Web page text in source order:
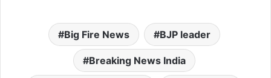
Big Fire News BJP leader
Breaking News India